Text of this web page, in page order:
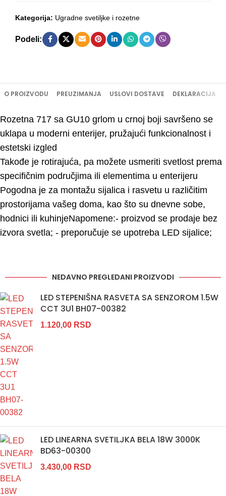
Kategorija: Ugradne svetiljke i rozetne
Podeli:
O PROIZVODU PREUZIMANJA USLOVI DOSTAVE DEKLARACIJA
Rozetna 717 sa GU10 grlom u crnoj boji savršeno se
uklapa u moderni enterijer, pružajući funkcionalnost i
estetski izgled
Takođe je rotirajuća, pa možete usmeriti svetlost prema
specifičnim područjima ili elementima u enterijeru
Pogodna je za montažu sijalica i rasvetu u različitim
prostorijama vašeg doma, kao što su dnevne sobe,
hodnici ili kuhinjeNapomene:- proizvod se prodaje bez
izvora svetla; - preporučuje se upotreba LED sijalice;
NEDAVNO PREGLEDANI PROIZVODI
LED STEPENIŠNA RASVETA SA SENZOROM 1.5W
CCT 3U1 BH07-00382
1.120,00 RSD
LED LINEARNA SVETILJKA BELA 18W 3000K
BD63-00300
3.430,00 RSD